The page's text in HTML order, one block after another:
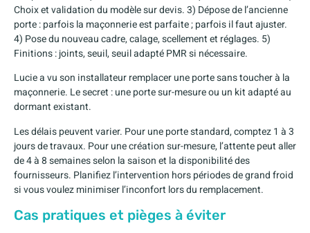
Choix et validation du modèle sur devis. 3) Dépose de l’ancienne
porte : parfois la maçonnerie est parfaite ; parfois il faut ajuster.
4) Pose du nouveau cadre, calage, scellement et réglages. 5)
Finitions : joints, seuil, seuil adapté PMR si nécessaire.
Lucie a vu son installateur remplacer une porte sans toucher à la
maçonnerie. Le secret : une porte sur-mesure ou un kit adapté au
dormant existant.
Les délais peuvent varier. Pour une porte standard, comptez 1 à 3
jours de travaux. Pour une création sur-mesure, l’attente peut aller
de 4 à 8 semaines selon la saison et la disponibilité des
fournisseurs. Planifiez l’intervention hors périodes de grand froid
si vous voulez minimiser l’inconfort lors du remplacement.
Cas pratiques et pièges à éviter